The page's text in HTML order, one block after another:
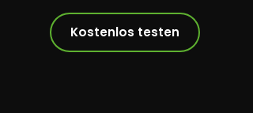
Kostenlos testen